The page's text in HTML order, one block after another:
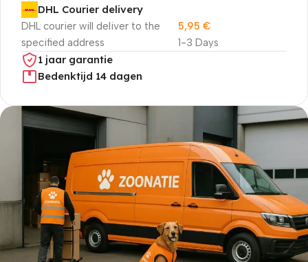
DHL Courier delivery
DHL courier will deliver to the
specified address
1-3 Days
5,95 €
1 jaar garantie
Bedenktijd 14 dagen